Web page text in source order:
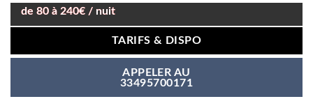
de 80 à 240€ / nuit
TARIFS & DISPO
APPELER AU
33495700171